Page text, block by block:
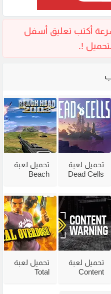
تحميل لعبة
Dead Cells
الاضافات
تحميل لعبة
Beach
من ميديا
فاير
تحميل لعبة
Content
تحميل لعبة
Total